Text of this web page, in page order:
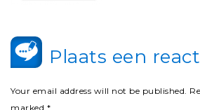
Plaats een
Your email address will not be published.
marked *